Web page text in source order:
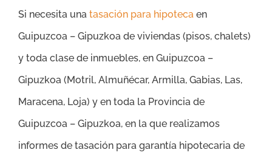
Si necesita una tasación para hipoteca en
Guipuzcoa – Gipuzkoa de viviendas (pisos, chalets)
y toda clase de inmuebles, en Guipuzcoa –
Gipuzkoa (Motril, Almuñécar, Armilla, Gabias, Las,
Maracena, Loja) y en toda la Provincia de
Guipuzcoa – Gipuzkoa, en la que realizamos
informes de tasación para garantía hipotecaria de